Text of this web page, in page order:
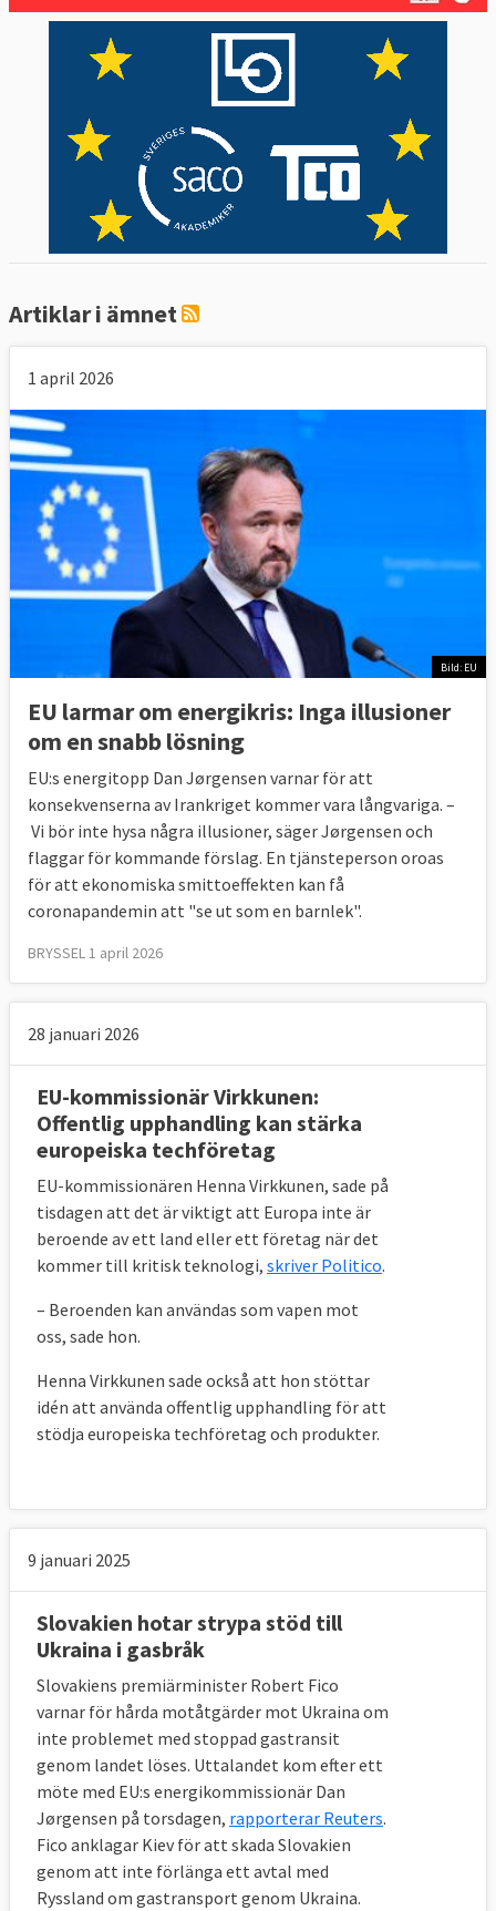
Artiklar i ämnet
1 april 2026
Bild: EU
EU larmar om energikris: Inga illusioner
om en snabb lösning
EU:s energitopp Dan Jørgensen varnar för att
konsekvenserna av Irankriget kommer vara långvariga. –
Vi bör inte hysa några illusioner, säger Jørgensen och
flaggar för kommande förslag. En tjänsteperson oroas
för att ekonomiska smittoeffekten kan få
coronapandemin att "se ut som en barnlek".
BRYSSEL 1 april 2026
28 januari 2026
EU-kommissionär Virkkunen:
Offentlig upphandling kan stärka
europeiska techföretag
EU-kommissionären Henna Virkkunen, sade på
tisdagen att det är viktigt att Europa inte är
beroende av ett land eller ett företag när det
kommer till kritisk teknologi, skriver Politico.
– Beroenden kan användas som vapen mot
oss, sade hon.
Henna Virkkunen sade också att hon stöttar
idén att använda offentlig upphandling för att
stödja europeiska techföretag och produkter.
9 januari 2025
Slovakien hotar strypa stöd till
Ukraina i gasbråk
Slovakiens premiärminister Robert Fico
varnar för hårda motåtgärder mot Ukraina om
inte problemet med stoppad gastransit
genom landet löses. Uttalandet kom efter ett
möte med EU:s energikommissionär Dan
Jørgensen på torsdagen, rapporterar Reuters.
Fico anklagar Kiev för att skada Slovakien
genom att inte förlänga ett avtal med
Ryssland om gastransport genom Ukraina.